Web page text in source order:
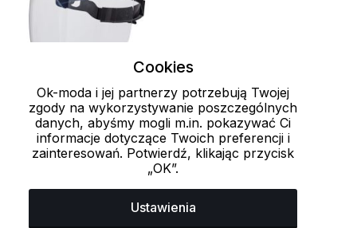
Osłona ochronna
VITRAC AS, AF Cerva
Cookies
Ok-moda i jej partnerzy potrzebują Twojej
zgody na wykorzystywanie poszczególnych
danych, abyśmy mogli m.in. pokazywać Ci
informacje dotyczące Twoich preferencji i
zainteresowań. Potwierdź, klikając przycisk
„OK”.
Ustawienia